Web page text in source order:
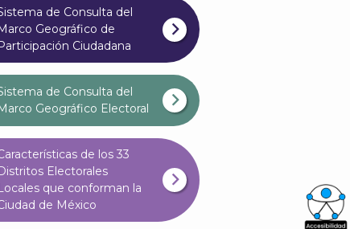
de Consulta del
Geográfico de
Ciudadana
de Consulta del
Geográfico Electoral
de los 33
Electorales
que conforman la
de México